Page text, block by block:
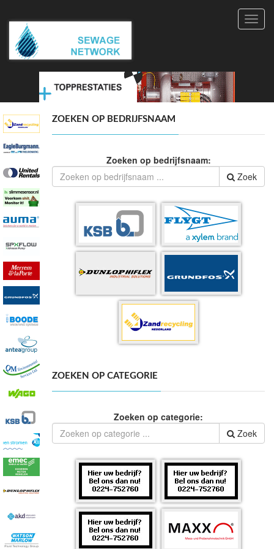
ZOEKEN OP BEDRIJFSNAAM
Zoeken op bedrijfsnaam:
Zoek
ZOEKEN OP CATEGORIE
Zoeken op categorie:
Zoek